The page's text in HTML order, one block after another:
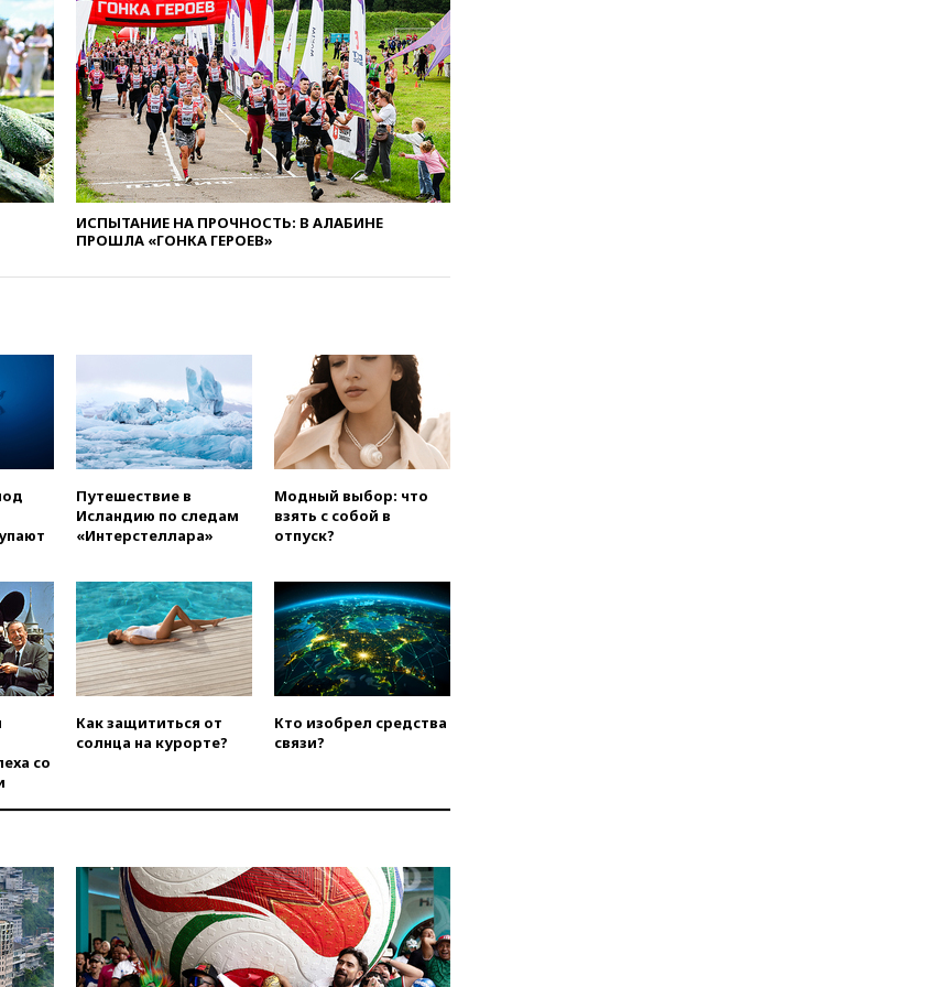
море
вчера, 21:43 Экс-
председатель Верховного
суда Венгрии согласился стать
президентом республики
вчера, 20:58Финляндия
введет экзамен для
претендентов на получение
вчера, 20:12
Иран в атаке на судно
нефтяной компании ADNOC в
Ормузе
вчера, 18:56«Газпром»: объем
газа в европейских подземных
хранилищах достиг
антирекорда
вчера, 18:25 ТАСС: Уиткофф и
Кушнер могут вскоре посетить
вчера, 17:43«Тиса» выдвинула
экс-председателя Верховного
суда на пост президента
Венгрии
вчера, 16:50Politico: «Газовая
авантюра Германии ставит под
угрозу европейскую зиму»
газопровода в Болгарии
мирный житель
вчера, 14:54В Аргентине умер
отец футболиста Лионеля
Месси
ИСПЫТАНИЕ НА ПРОЧНОСТЬ: В АЛАБИНЕ
ПРОШЛА «ГОНКА ГЕРОЕВ»
Путешествие в
Исландию по следам
«Интерстеллара»
Модный выбор: что
взять с собой в
отпуск?
со
Как защититься от
солнца на курорте?
Кто изобрел средства
связи?